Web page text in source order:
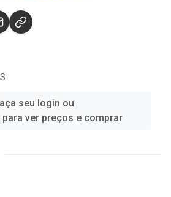
seu login ou
ver preços e comprar